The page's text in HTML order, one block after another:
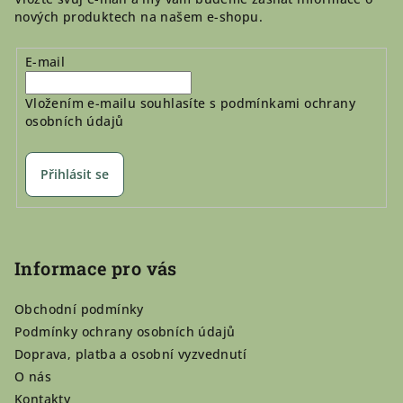
nových produktech na našem e-shopu.
E-mail
Vložením e-mailu souhlasíte s podmínkami ochrany
osobních údajů
Přihlásit se
Informace pro vás
Obchodní podmínky
Podmínky ochrany osobních údajů
Doprava, platba a osobní vyzvednutí
O nás
Kontakty